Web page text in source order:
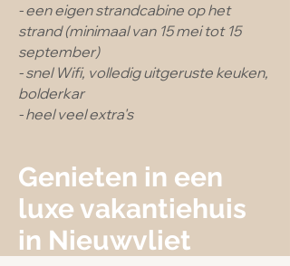
- een eigen strandcabine op het
strand (minimaal van 15 mei tot 15
september)
- snel Wifi, volledig uitgeruste keuken,
bolderkar
- heel veel extra's
Genieten in een
luxe vakantiehuis
in Nieuwvliet